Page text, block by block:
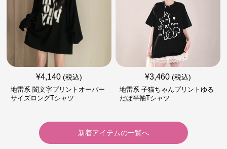
¥4,140 (税込)
地雷系 闇文字プリントオーバー
サイズロングTシャツ
¥3,460 (税込)
地雷系 子猫ちゃんプリントゆる
だぼ半袖Tシャツ
新着アイテムの一覧へ